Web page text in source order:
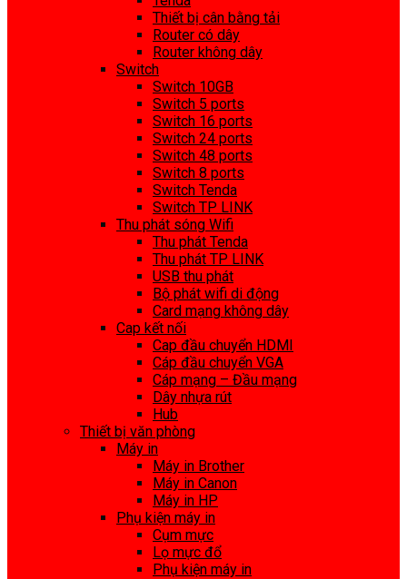
Thiết bị cân bằng tải
Router có dây
Router không dây
Switch
Switch 10GB
Switch 5 ports
Switch 16 ports
Switch 24 ports
Switch 48 ports
Switch 8 ports
Switch Tenda
Switch TP LINK
Thu phát sóng Wifi
Thu phát Tenda
Thu phát TP LINK
USB thu phát
Bộ phát wifi di động
Card mạng không dây
Cap kết nối
Cap đầu chuyển HDMI
Cáp đầu chuyển VGA
Cáp mạng – Đầu mạng
Dây nhựa rút
Hub
Thiết bị văn phòng
Máy in
Máy in Brother
Máy in Canon
Máy in HP
Phụ kiện máy in
Cụm mực
Lọ mực đổ
Phụ kiện máy in